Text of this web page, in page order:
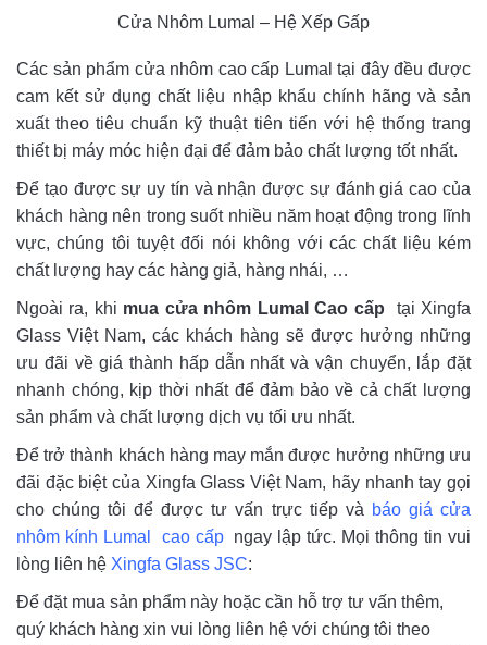
Cửa Nhôm Lumal – Hệ Xếp Gấp
Các sản phẩm cửa nhôm cao cấp Lumal tại đây đều được
cam kết sử dụng chất liệu nhập khẩu chính hãng và sản
xuất theo tiêu chuẩn kỹ thuật tiên tiến với hệ thống trang
thiết bị máy móc hiện đại để đảm bảo chất lượng tốt nhất.
Để tạo được sự uy tín và nhận được sự đánh giá cao của
khách hàng nên trong suốt nhiều năm hoạt động trong lĩnh
vực, chúng tôi tuyệt đối nói không với các chất liệu kém
chất lượng hay các hàng giả, hàng nhái, …
Ngoài ra, khi mua cửa nhôm Lumal Cao cấp
tại Xingfa
Glass Việt Nam, các khách hàng sẽ được hưởng những
ưu đãi về giá thành hấp dẫn nhất và vận chuyển, lắp đặt
nhanh chóng, kịp thời nhất để đảm bảo về cả chất lượng
sản phẩm và chất lượng dịch vụ tối ưu nhất.
Để trở thành khách hàng may mắn được hưởng những ưu
đãi đặc biệt của Xingfa Glass Việt Nam, hãy nhanh tay gọi
cho chúng tôi để được tư vấn trực tiếp và báo giá cửa
nhôm kính Lumal cao cấp ngay lập tức. Mọi thông tin vui
lòng liên hệ Xingfa Glass JSC:
Để đặt mua sản phẩm này hoặc cần hỗ trợ tư vấn thêm,
quý khách hàng xin vui lòng liên hệ với chúng tôi theo